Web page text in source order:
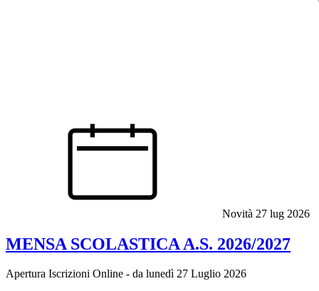
Novità 27 lug 2026
MENSA SCOLASTICA A.S. 2026/2027
Apertura Iscrizioni Online - da lunedì 27 Luglio 2026